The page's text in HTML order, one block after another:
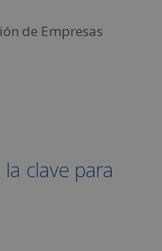
de Empresas
clave para